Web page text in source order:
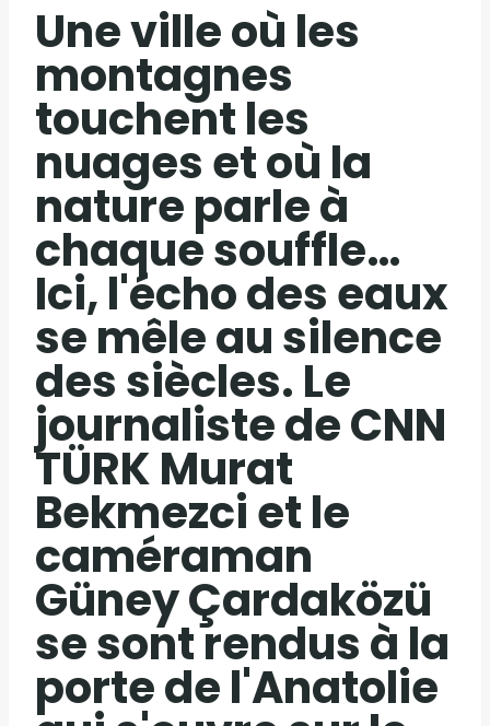
Une ville où les
montagnes
touchent les
nuages ​​et où la
nature parle à
chaque souffle…
Ici, l'écho des eaux
se mêle au silence
des siècles. Le
journaliste de CNN
TÜRK Murat
Bekmezci et le
caméraman
Güney Çardaközü
se sont rendus à la
porte de l'Anatolie